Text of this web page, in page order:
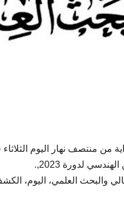
منتصف نهار اليوم الثلاثاء
لدورة 2023,.
والبحث العلمي، اليوم،